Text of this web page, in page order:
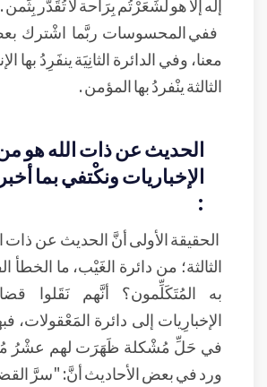
إله إلا هو لشَعَرْتُم بِرَاحة لا تُقَدَّر بِثَمن .
ففي المحسوسات ربَّما اشْترك
معنا، وفي الدائرة الثانِيَة ينفَرِدُ بها
الثالثة ينْفردُ بها المؤمن .
الحديث عن ذات الله هو
الإخباريات ونكْتفي بما
:
الحقيقة الأولى أنَّ الحديث عن ذات
الثالثة؛ من دائرة الغَيْب، ما الخطأ
به المُتَكَلِّمون؟ أنَّهم نَقَلوا
الإخبارِيات إلى دائرة المَعْقولات،
في حَلِّ مُشْكلة ظَهَرَت لهم عشْرُ
ورد في بعض الأحاديث أنَّ: "سرَّ